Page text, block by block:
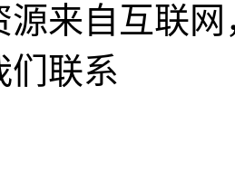
源来自互联
们联系